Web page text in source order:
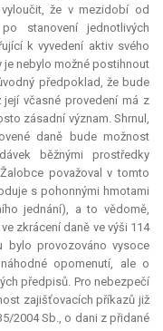
že v mezidobí od
stanovení jednotlivých
k vyvedení aktiv svého
nebylo možné postihnout
předpoklad, že bude
včasné provedení má z
zásadní význam. Shrnul,
daně bude možnost
běžnými prostředky
považoval v tomto
s pohonnými hmotami
jednání), a to vědomě,
zkrácení daně ve výši 114
bylo provozováno vysoce
opomenutí, ale o
předpisů. Pro nebezpečí
zajišťovacích příkazů již
2004 Sb., o dani z přidané